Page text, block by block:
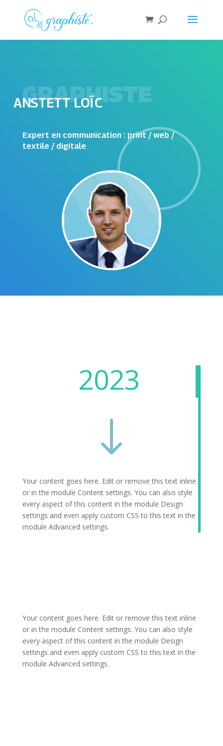
GRAPHISTE
ANSTETT LOÏC
Expert en communication : print / web /
textile / digitale
2023
"
Your content goes here. Edit or remove this text inline
or in the module Content settings. You can also style
every aspect of this content in the module Design
settings and even apply custom CSS to this text in the
module Advanced settings.
Your content goes here. Edit or remove this text inline
or in the module Content settings. You can also style
every aspect of this content in the module Design
settings and even apply custom CSS to this text in the
module Advanced settings.